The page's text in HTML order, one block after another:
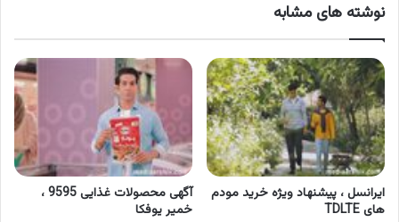
نوشته های مشابه
ایرانسل ، پیشنهاد ویژه خرید مودم
های TDLTE
آگهی محصولات غذایی 9595 ،
خمیر یوفکا